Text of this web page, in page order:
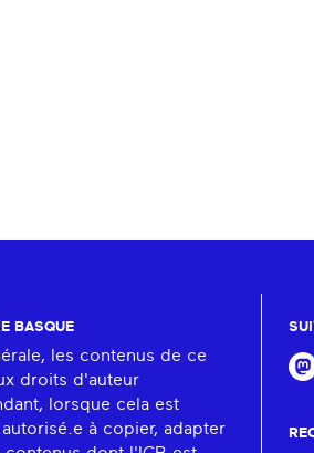
BASQUE
les contenus de ce
droits d'auteur
lorsque cela est
à copier, adapter